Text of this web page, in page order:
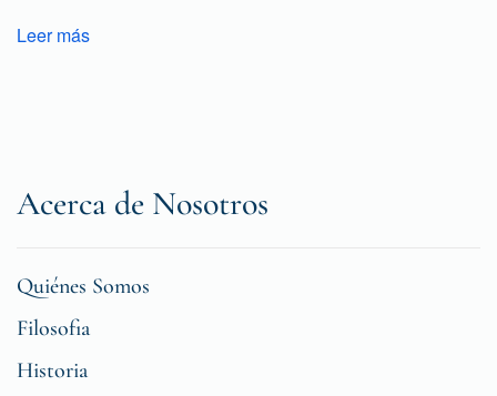
Leer más
Acerca de Nosotros
Quiénes Somos
Filosofia
Historia